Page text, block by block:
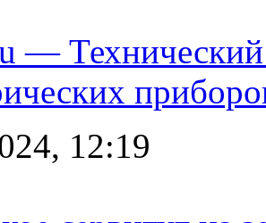
— Технический
12:19